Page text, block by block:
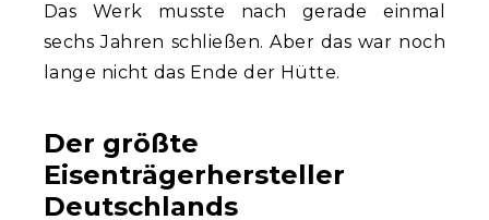
Das Werk musste nach gerade einmal
sechs Jahren schließen. Aber das war noch
lange nicht das Ende der Hütte.
Der größte
Eisenträgerhersteller
Deutschlands